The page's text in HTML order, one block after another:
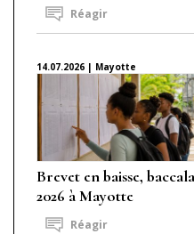
Réagir
14.07.2026 | Mayotte
Brevet en baisse,
2026 à Mayotte
Réagir